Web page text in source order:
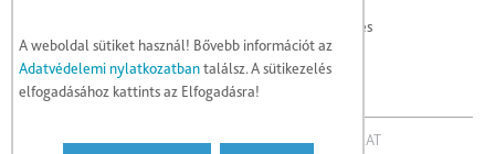
hatékonyabban megóvhatja a bőr ökoszisztémáját, és
megerősítheti a természetes mechanizmusait.
KAPCSOLAT JOGI NYILATKOZAT
A weboldal sütiket használ! Bővebb információt az
Adatvédelemi nylatkozatbantalálsz. A sütikezelés
elfogadásához kattints az Elfogadásra!